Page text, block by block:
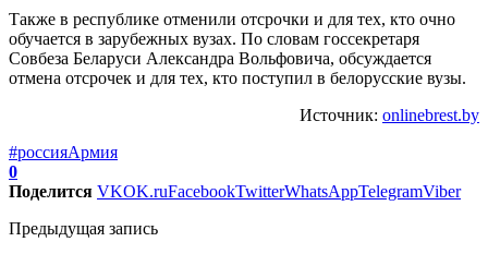
Также в республике отменили отсрочки и для тех, кто очно
обучается в зарубежных вузах. По словам госсекретаря
Совбеза Беларуси Александра Вольфовича, обсуждается
отмена отсрочек и для тех, кто поступил в белорусские вузы.
Источник: onlinebrest.by
#россияАрмия
0
Поделится VKOK.ruFacebookTwitterWhatsAppTelegramViber
Предыдущая запись